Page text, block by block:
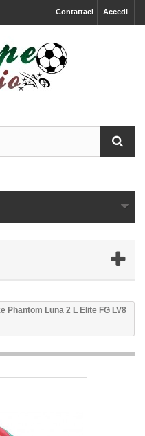
Accedi
Contattaci
Phantom Luna 2 L Elite FG LV8